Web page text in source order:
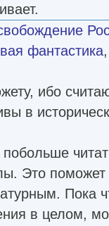
фантастика
ибо
в
Это поможет
Пока
в целом,